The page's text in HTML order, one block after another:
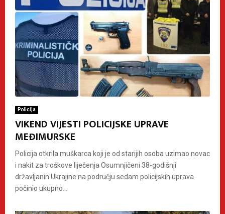
Policija
VIKEND VIJESTI POLICIJSKE UPRAVE
MEĐIMURSKE
Policija otkrila muškarca koji je od starijih osoba uzimao novac
i nakit za troškove liječenja Osumnjičeni 38-godišnji
državljanin Ukrajine na području sedam policijskih uprava
počinio ukupno...